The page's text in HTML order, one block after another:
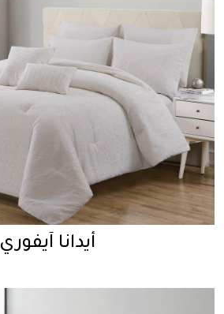
أيدانا آيفوري